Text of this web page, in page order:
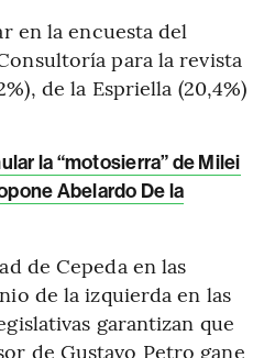
en la encuesta del
para la revista
de la Espriella (20,4%)
la “motosierra” de Milei
Abelardo De la
de Cepeda en las
de la izquierda en las
garantizan que
de Gustavo Petro gane